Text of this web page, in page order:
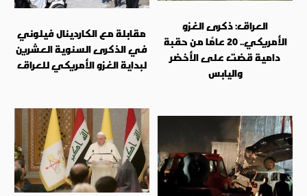
العراق: ذكرى الغزو
الأمريكي.. 20 عامًا من حقبة
دامية قضت على الأخضر
واليابس
مقابلة مع الكاردينال فيلوني
في الذكرى السنوية العشرين
لبداية الغزو الأمريكي للعراق